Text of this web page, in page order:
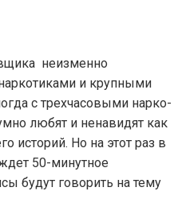
неизменно
и крупными
с трехчасовыми нарко-
любят и ненавидят как
историй. Но на этот раз в
50-минутное
будут говорить на тему